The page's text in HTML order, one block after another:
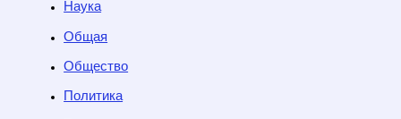
Наука
Общая
Общество
Политика